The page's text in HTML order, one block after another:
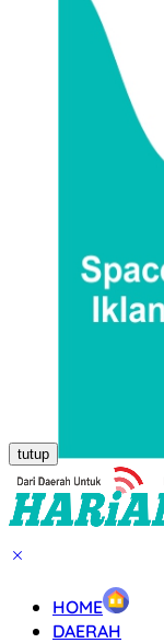
tutup
HOME
DAERAH